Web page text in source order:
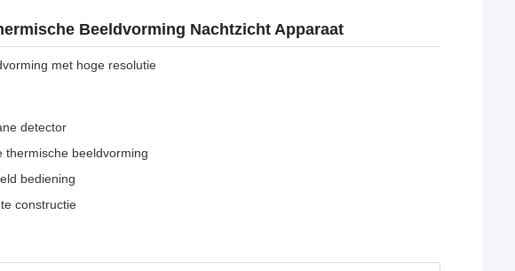
Beeldvorming Nachtzicht Apparaat
met hoge resolutie
detector
thermische beeldvorming
bediening
constructie